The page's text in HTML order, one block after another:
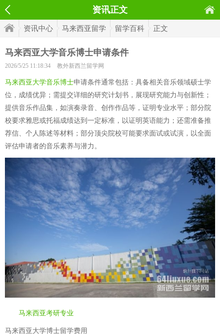
资讯正文
资讯中心 马来西亚留学 留学百科 正文
马来西亚大学音乐博士申请条件
2026/5/25 11:18:34 教外新西兰留学网
马来西亚大学音乐博士申请条件通常包括：具备相关音乐领域硕士学
位，成绩优异；需提交详细的研究计划书，展现研究能力与创新性；
提供音乐作品集，如演奏录音、创作作品等，证明专业水平；部分院
校要求雅思或托福成绩达到一定标准，以证明英语能力；还需准备推
荐信、个人陈述等材料；部分顶尖院校可能要求面试或试演，以全面
评估申请者的音乐素养与潜力。
马来西亚考研专业
马来西亚大学博士留学费用